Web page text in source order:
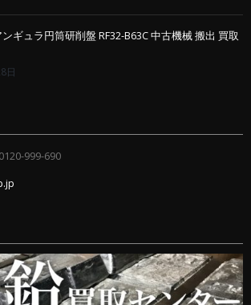
ギュラ円筒研削盤 RF32-B63C 中古機械 搬出 買取
日
0120-999-690